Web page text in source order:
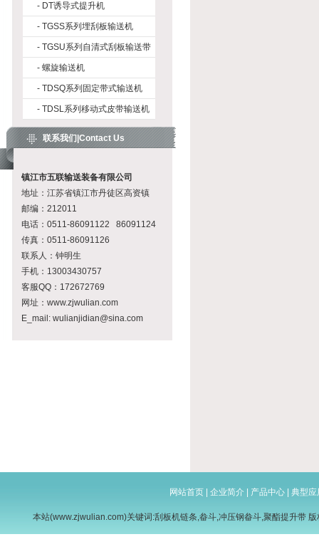
- DT诱导式提升机
- TGSS系列埋刮板输送机
- TGSU系列自清式刮板输送带
- 螺旋输送机
- TDSQ系列固定带式输送机
- TDSL系列移动式皮带输送机
联系我们|Contact Us
镇江市五联输送装备有限公司
地址：江苏省镇江市丹徒区高资镇
邮编：212011
电话：0511-86091122 86091124
传真：0511-86091126
联系人：钟明生
手机：13003430757
客服QQ：172672769
网址：www.zjwulian.com
E_mail: wulianjidian@sina.com
网站首页 企业简介 产品中心 典型应
本站(www.zjwulian.com)关键词:刮板机链条,畚斗,冲压钢畚斗,聚酯提升带